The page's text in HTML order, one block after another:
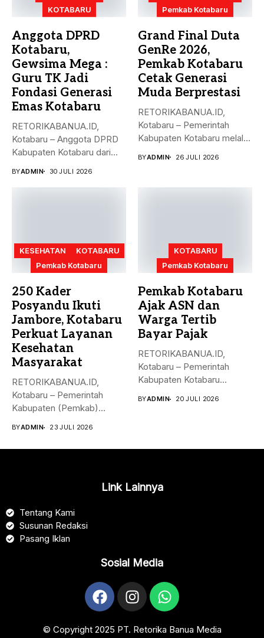
KOTABARU
Anggota DPRD
Kotabaru,
Gewsima Mega :
Guru TK Jadi
Fondasi Generasi
Emas Kotabaru
RETORIKABANUA.ID,
Kotabaru – Anggota DPRD
Kabupaten Kotabaru dari
BYADMIN 30 JULI 2026
Pemkab Kotabaru
Grand Final Duta
GenRe 2026,
Pemkab Kotabaru
Cetak Generasi
Muda Berprestasi
RETORIKABANUA.ID,
Kotabaru – Pemerintah
Kabupaten Kotabaru melalui
BYADMIN 26 JULI 2026
KESEHATAN
KOTABARU
Pemkab Kotabaru
250 Kader
Posyandu Ikuti
Jambore, Kotabaru
Perkuat Layanan
Kesehatan
Masyarakat
RETORIKABANUA.ID,
Kotabaru – Pemerintah
Kabupaten (Pemkab)
menggelar Jambore Kader
BYADMIN 23 JULI 2026
KOTABARU
Pemkab Kotabaru
Pemkab Kotabaru
Ajak ASN dan
Warga Tertib
Bayar Pajak
RETORIKABANUA.ID,
Kotabaru – Pemerintah
Kabupaten Kotabaru
BYADMIN 20 JULI 2026
Link Lainnya
Tentang Kami
Susunan Redaksi
Pasang Iklan
Sosial Media
© Copyright 2025 PT. Retorika Banua Media​